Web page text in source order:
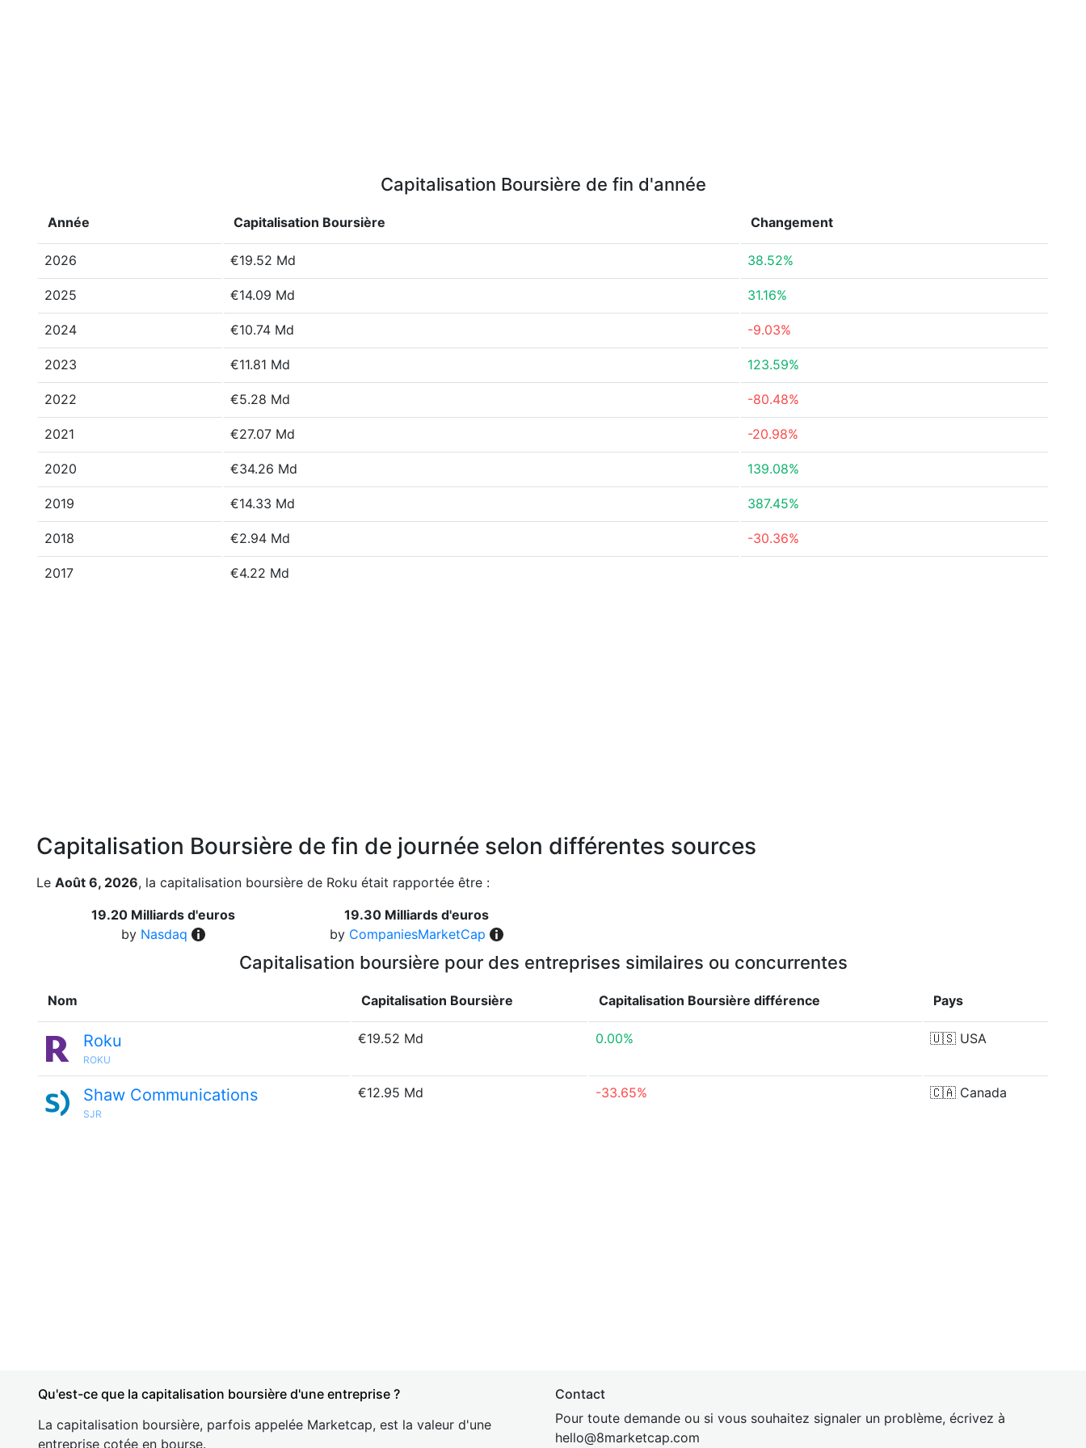
Capitalisation Boursière de fin d'année
Année Capitalisation Boursière Changement
2026 €19.52 Md 38.52%
2025 €14.09 Md 31.16%
2024 €10.74 Md -9.03%
2023 €11.81 Md 123.59%
2022 €5.28 Md -80.48%
2021 €27.07 Md -20.98%
2020 €34.26 Md 139.08%
2019 €14.33 Md 387.45%
2018 €2.94 Md -30.36%
2017 €4.22 Md
Capitalisation Boursière de fin de journée selon différentes sources
Le Août 6, 2026, la capitalisation boursière de Roku était rapportée être :
19.20 Milliards d'euros
by Nasdaq
19.30 Milliards d'euros
by CompaniesMarketCap
Capitalisation boursière pour des entreprises similaires ou concurrentes
Nom Capitalisation Boursière Capitalisation Boursière différence Pays
Roku
ROKU
€19.52 Md 0.00% 🇺🇸 USA
Shaw Communications
SJR
€12.95 Md -33.65% 🇨🇦 Canada
Qu'est-ce que la capitalisation boursière d'une entreprise ?
La capitalisation boursière, parfois appelée Marketcap, est la valeur d'une
entreprise cotée en bourse.
Contact
Pour toute demande ou si vous souhaitez signaler un problème, écrivez à
hello@8marketcap.com